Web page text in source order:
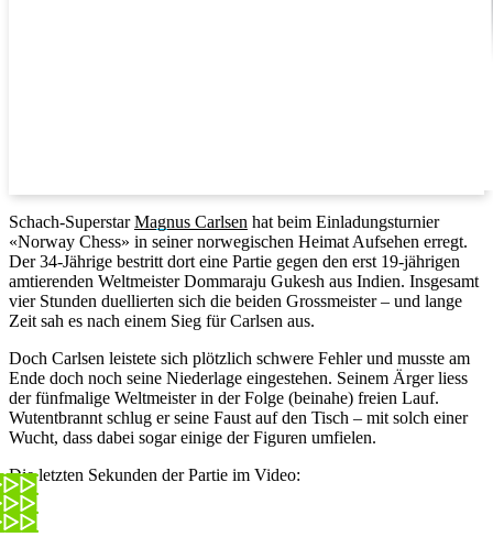
Schach-SuperstarMagnus Carlsen hat beim Einladungsturnier
«Norway Chess» in seiner norwegischen Heimat Aufsehen erregt.
Der 34-Jährige bestritt dort eine Partie gegen den erst 19-jährigen
amtierenden Weltmeister Dommaraju Gukesh aus Indien. Insgesamt
vier Stunden duellierten sich die beiden Grossmeister – und lange
Zeit sah es nach einem Sieg für Carlsen aus.
Doch Carlsen leistete sich plötzlich schwere Fehler und musste am
Ende doch noch seine Niederlage eingestehen. Seinem Ärger liess
der fünfmalige Weltmeister in der Folge (beinahe) freien Lauf.
Wutentbrannt schlug er seine Faust auf den Tisch – mit solch einer
Wucht, dass dabei sogar einige der Figuren umfielen.
Die letzten Sekunden der Partie im Video: